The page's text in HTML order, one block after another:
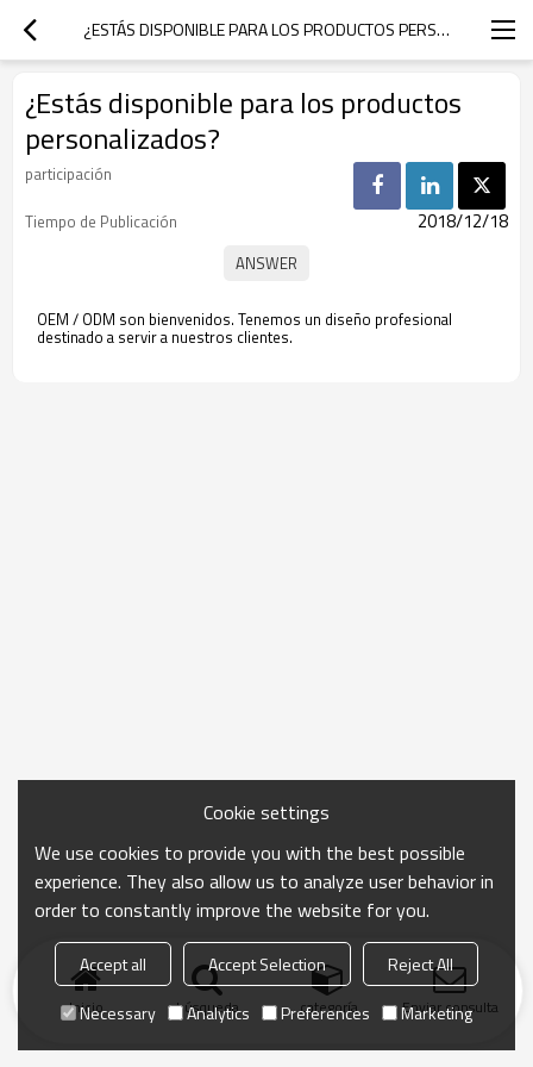
¿ESTÁS DISPONIBLE PARA LOS PRODUCTOS PERSONALIZADOS?
¿Estás disponible para los productos
personalizados?
participación
Tiempo de Publicación
2018/12/18
OEM / ODM son bienvenidos. Tenemos un diseño profesional
destinado a servir a nuestros clientes.
Inicio búsqueda categoría Enviar consulta
Cookie settings
We use cookies to provide you with the best possible
experience. They also allow us to analyze user behavior in
order to constantly improve the website for you.
Accept all Accept Selection
Reject All
Necessary
Analytics Preferences Marketing